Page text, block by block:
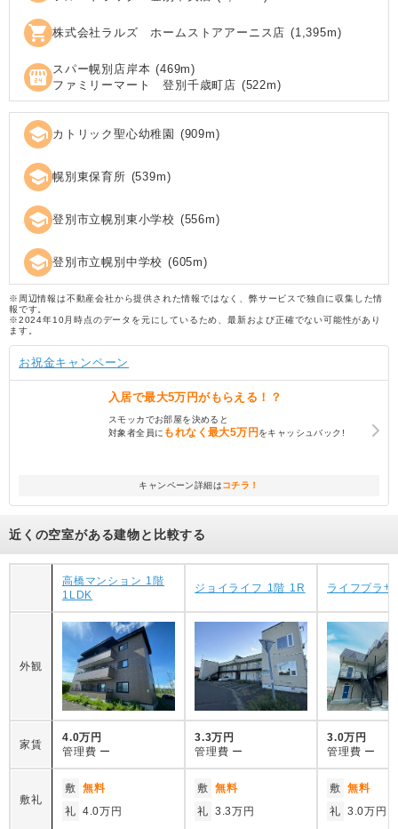
shopping_cart 株式会社ラルズ ホームストアアーニス店 (1,395m)
local_convenience_store スパー幌別店岸本 (469m)
ファミリーマート 登別千歳町店 (522m)
school カトリック聖心幼稚園 (909m)
school 幌別東保育所 (539m)
school 登別市立幌別東小学校 (556m)
school 登別市立幌別中学校 (605m)
※周辺情報は不動産会社から提供された情報ではなく、弊サービスで独自に収集した情
報です。
※2024年10月時点のデータを元にしているため、最新および正確でない可能性があり
ます。
お祝金キャンペーン
入居で最大5万円がもらえる！？
スモッカでお部屋を決めると
対象者全員に もれなく最大5万円をキャッシュバック!
キャンペーン詳細はコチラ！
近くの空室がある建物と比較する
高橋マンション 1階
1LDK
ジョイライフ 1階 1R ライフプラ
外観
家賃
4.0万円
管理費 ー
3.3万円
管理費 ー
3.0万円
管理費 ー
敷礼
敷 無料
礼 4.0万円
敷 無料
礼 3.3万円
敷 無料
礼 3.0万円